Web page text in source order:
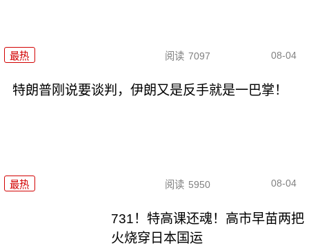
最热 阅读 7097 08-04
特朗普刚说要谈判，伊朗又是反手就是一巴掌！
最热 阅读 5950 08-04
731！特高课还魂！高市早苗两把
火烧穿日本国运